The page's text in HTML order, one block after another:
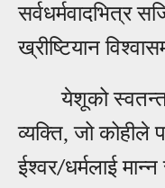
सर्वधर्मवादभित्र
ख्रीष्टियान
येशूको
व्यक्ति, जो कोहीले
ईश्वर/धर्मलाई